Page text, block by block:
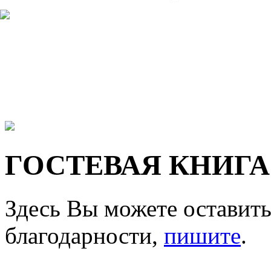
ГОСТЕВАЯ КНИГА
Здесь Вы можете
благодарности, пишите.